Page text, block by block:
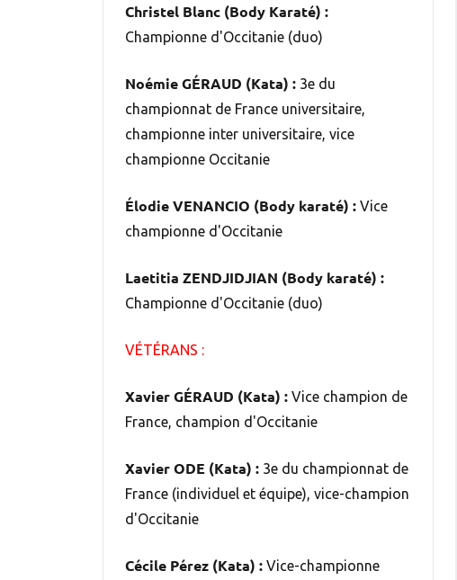
Christel Blanc (Body Karaté) :
Championne d'Occitanie (duo)
Noémie GÉRAUD (Kata) : 3e du
championnat de France universitaire,
championne inter universitaire, vice
championne Occitanie
Élodie VENANCIO (Body karaté) : Vice
championne d'Occitanie
Laetitia ZENDJIDJIAN (Body karaté) :
Championne d'Occitanie (duo)
VÉTÉRANS :
Xavier GÉRAUD (Kata) : Vice champion de
France, champion d'Occitanie
Xavier ODE (Kata) : 3e du championnat de
France (individuel et équipe), vice-champion
d'Occitanie
Cécile Pérez (Kata) : Vice-championne